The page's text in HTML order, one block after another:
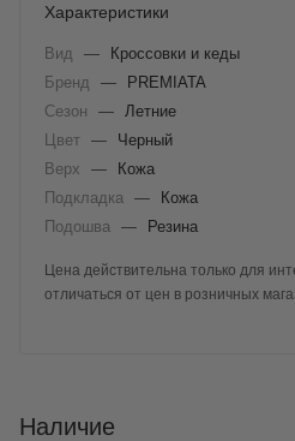
Характеристики
Вид —
Кроссовки и кеды
Бренд
—
PREMIATA
Сезон
—
Летние
Цвет —
Черный
Верх
—
Кожа
Подкладка
—
Кожа
Подошва
— Резина
Цена действительна только для
отличаться от цен в розничных
Наличие